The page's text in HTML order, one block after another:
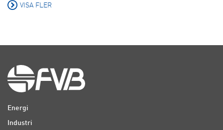
VISA FLER
Energi
Industri